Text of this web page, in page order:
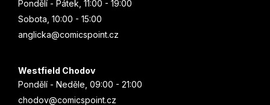
Pondělí - Pátek, 11:00 - 19:00
Sobota, 10:00 - 15:00
anglicka@comicspoint.cz
Westfield Chodov
Pondělí - Neděle, 09:00 - 21:00
chodov@comicspoint.cz